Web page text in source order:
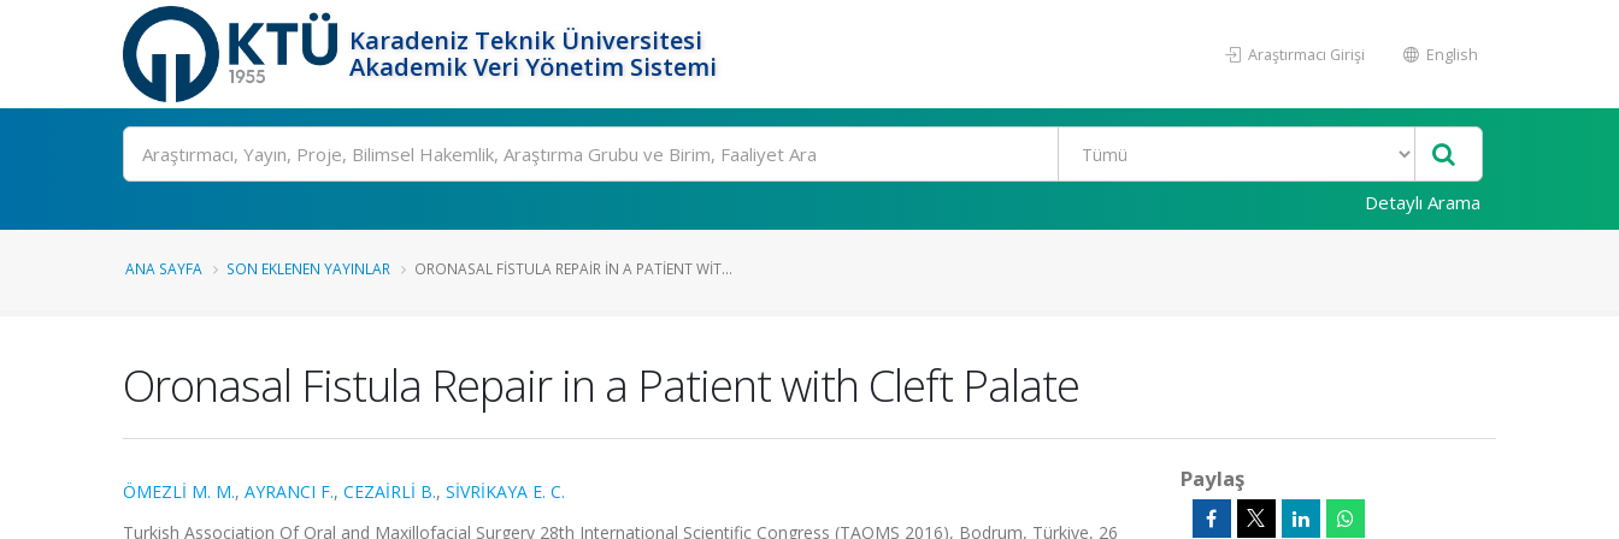
Karadeniz Teknik Üniversitesi
Akademik Veri Yönetim Sistemi
Araştırmacı Girişi English
Ara
Detaylı Arama
ANA SAYFA SON EKLENEN YAYINLAR ORONASAL FISTULA REPAIR IN A PATIENT WIT...
Oronasal Fistula Repair in a Patient with Cleft Palate
ÖMEZLİ M. M., AYRANCI F., CEZAİRLİ B., SİVRİKAYA E. C.
Turkish Association Of Oral and Maxillofacial Surgery 28th International Scientific Congress (TAOMS 2016), Bodrum, Türkiye, 26
Paylaş